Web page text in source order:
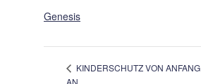
Genesis
KINDERSCHUTZ VON ANFANG